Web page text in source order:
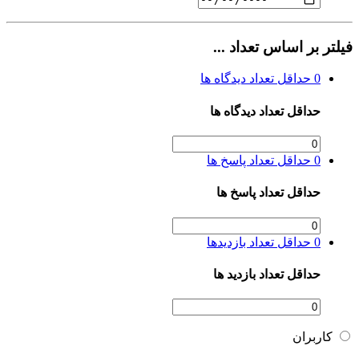
فیلتر بر اساس تعداد ...
0 حداقل تعداد دیدگاه ها
حداقل تعداد دیدگاه ها
0 حداقل تعداد پاسخ ها
حداقل تعداد پاسخ ها
0 حداقل تعداد بازدیدها
حداقل تعداد بازدید ها
کاربران